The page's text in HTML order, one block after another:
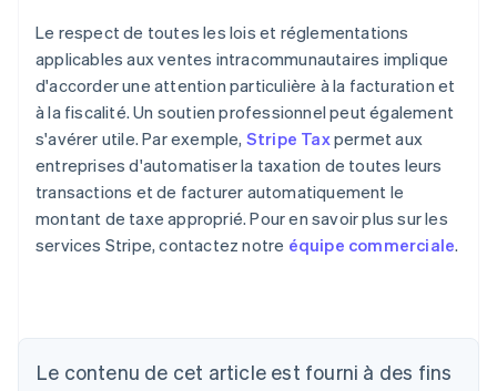
Le respect de toutes les lois et réglementations
applicables aux ventes intracommunautaires implique
d'accorder une attention particulière à la facturation et
à la fiscalité. Un soutien professionnel peut également
s'avérer utile. Par exemple, Stripe Taxpermet aux
entreprises d'automatiser la taxation de toutes leurs
transactions et de facturer automatiquement le
montant de taxe approprié. Pour en savoir plus sur les
services Stripe, contactez notre équipe commerciale.
Le contenu de cet article est fourni à des fins
DeutschEnglish